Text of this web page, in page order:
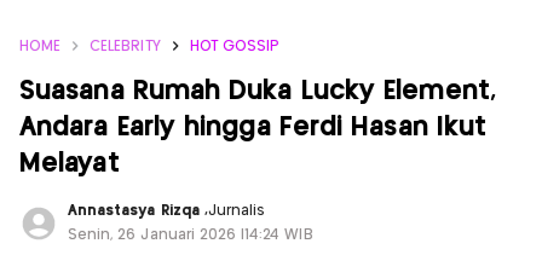
HOME CELEBRITY HOT GOSSIP
Suasana Rumah Duka Lucky Element,
Andara Early hingga Ferdi Hasan Ikut
Melayat
Annastasya Rizqa ,Jurnalis
Senin, 26 Januari 2026 |14:24 WIB